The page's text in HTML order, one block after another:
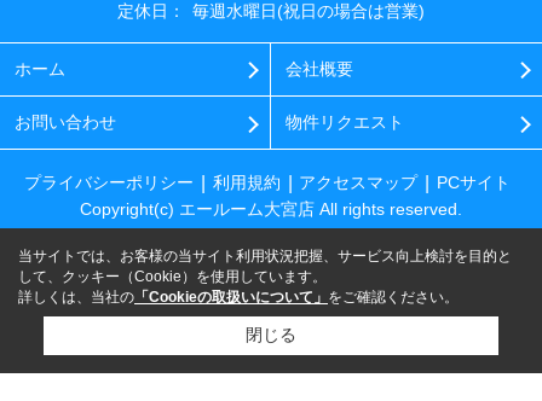
定休日：
毎週水曜日(祝日の場合は営業)
ホーム 会社概要
お問い合わせ 物件リクエスト
プライバシーポリシー 利用規約 アクセスマップ
PCサイト
Copyright(c) エールーム大宮店 All rights reserved.
当サイトでは、お客様の当サイト利用状況把握、サービス向上検討を目的と
して、クッキー（Cookie）を使用しています。
詳しくは、当社の 「Cookieの取扱いについて」 をご確認ください。
閉じる